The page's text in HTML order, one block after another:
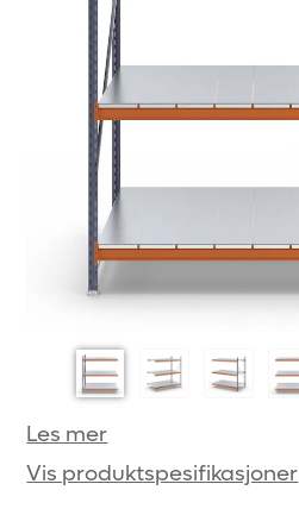
Les mer
Vis produktspesifikasjoner